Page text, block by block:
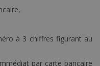
à 3 chiffres figurant au
par carte bancaire